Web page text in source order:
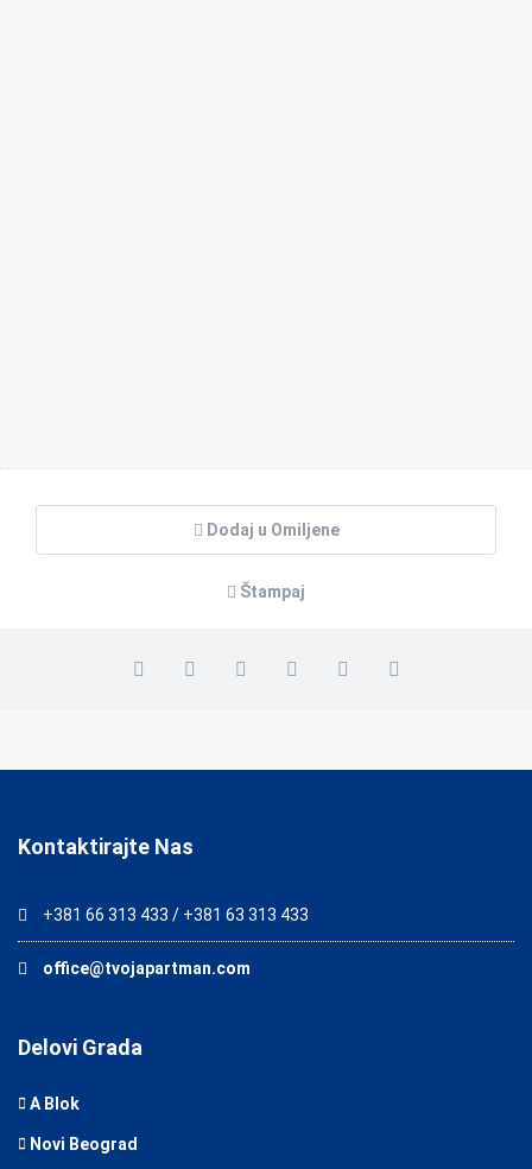
Dodaj u Omiljene
Štampaj
Kontaktirajte Nas
+381 66 313 433 / +381 63 313 433
office@tvojapartman.com
Delovi Grada
A Blok
Novi Beograd